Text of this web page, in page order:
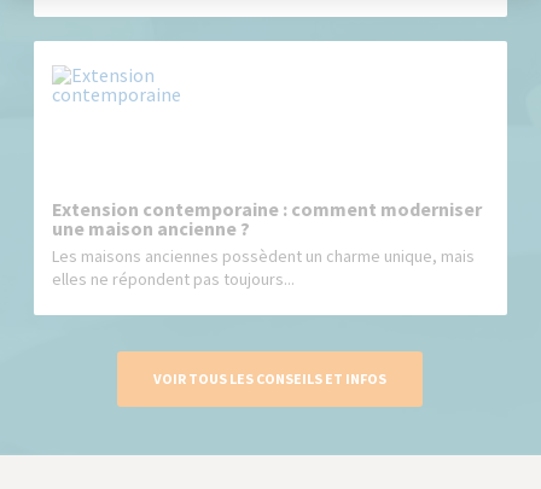
Extension contemporaine : comment moderniser
une maison ancienne ?
Les maisons anciennes possèdent un charme unique, mais
elles ne répondent pas toujours...
VOIR TOUS LES CONSEILS ET INFOS